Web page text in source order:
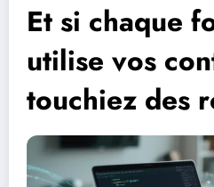
Et si chaque
utilise vos
touchiez des